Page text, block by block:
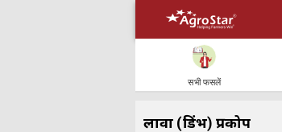
सभी फसलें
लार्वा (डिंभ) प्रकोप